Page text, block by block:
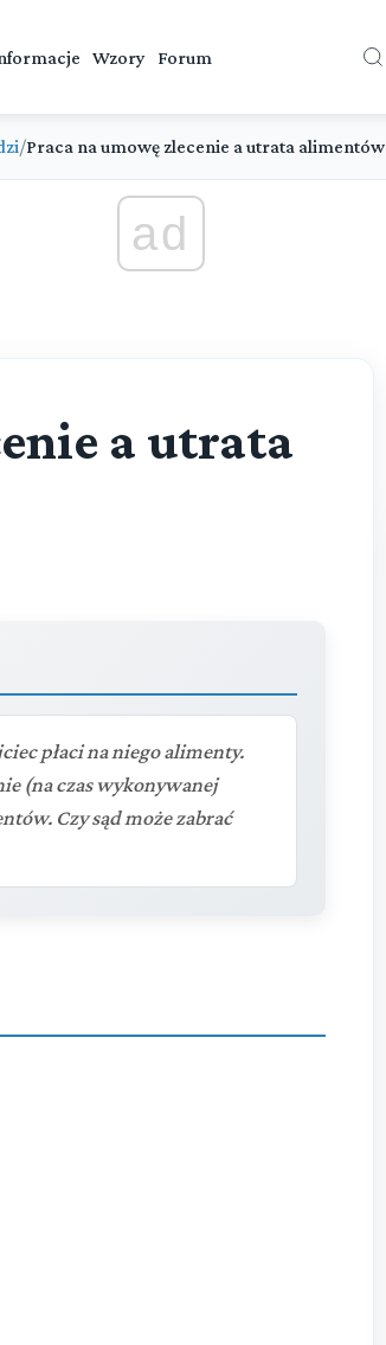
Wzory Forum
/Praca na umowę zlecenie a utrata alimentów
ad
a utrata
płaci na niego alimenty.
(na czas wykonywanej
Czy sąd może zabrać